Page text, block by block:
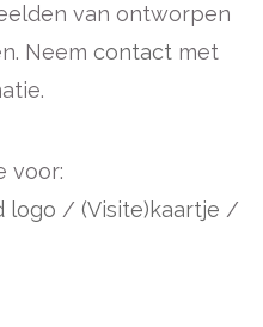
van ontworpen
Neem contact met
voor:
logo / (Visite)kaartje /